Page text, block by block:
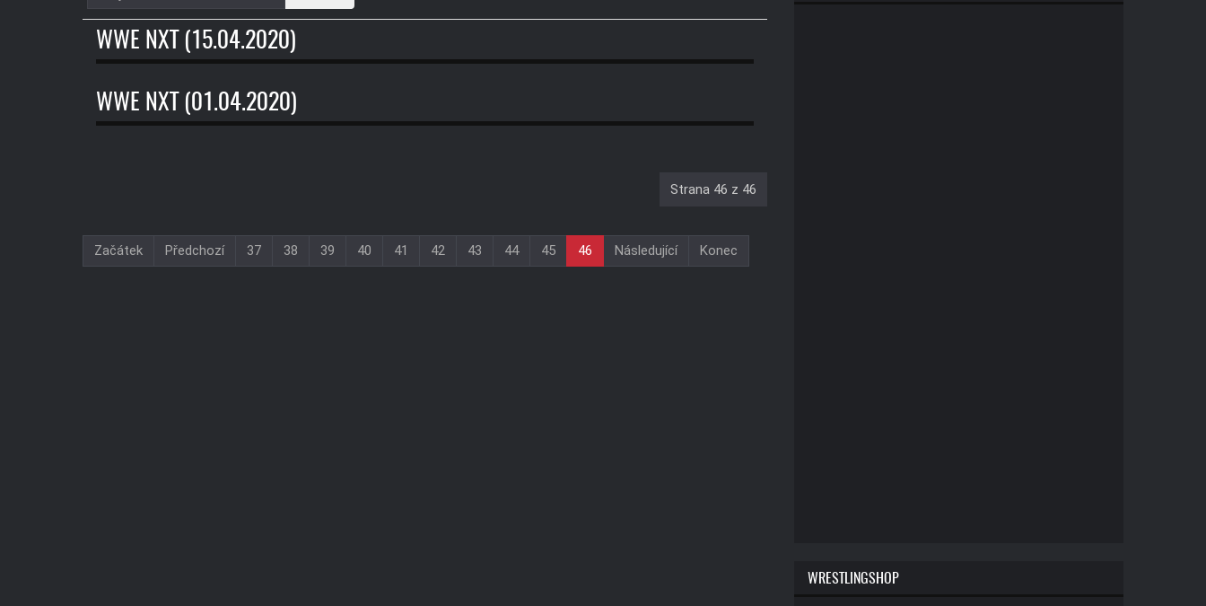
část
názvu
WWE NXT (15.04.2020)
WWE NXT (01.04.2020)
Strana 46 z 46
Začátek Předchozí 37 38 39 40 41 42 43 44 45 46 Následující Konec
WRESTLINGSHOP